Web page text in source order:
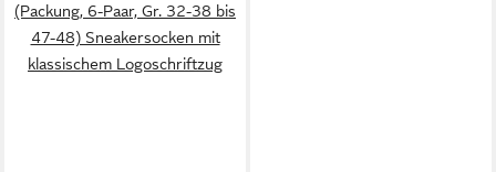
(Packung, 6-Paar, Gr. 32-38 bis
47-48) Sneakersocken mit
klassischem Logoschriftzug